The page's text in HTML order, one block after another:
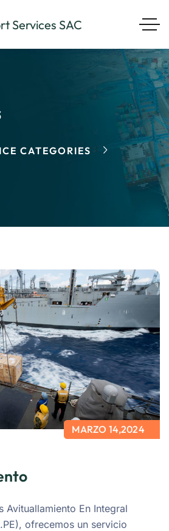
CATEGORIES
MARZO 14,2024
Avituallamiento En Integral
ofrecemos un servicio